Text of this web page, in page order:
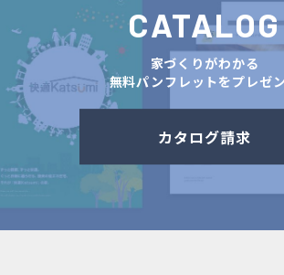
CATALOG
家づくりがわかる
無料パンフレットをプレゼ
カタログ請求